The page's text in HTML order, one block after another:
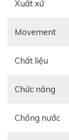
Xuất xứ
Movement
Chất liệu
Chức năng
Chống nước